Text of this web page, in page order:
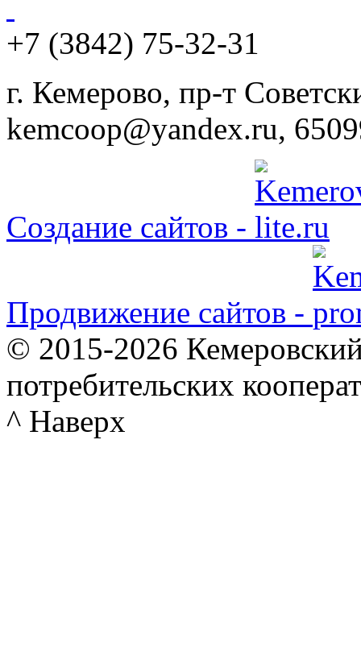
+7 (3842) 75-32-31
г. Кемерово, пр-т
kemcoop@yandex.ru,
Создание сайтов -
Продвижение сайтов -
© 2015-2026
потребительских
^ Наверх